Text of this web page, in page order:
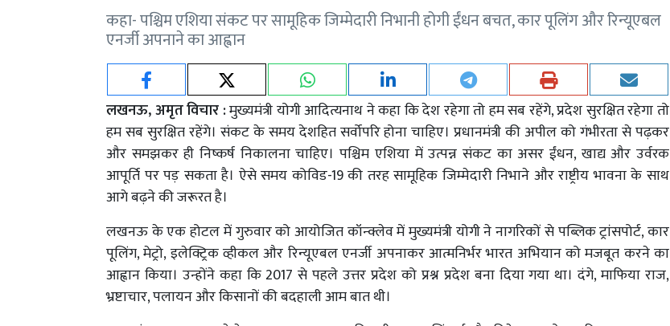
कहा- पश्चिम एशिया संकट पर सामूहिक जिम्मेदारी निभानी होगी ईंधन बचत, कार पूलिंग और रिन्यूएबल
एनर्जी अपनाने का आह्वान
लखनऊ, अमृत विचार :मुख्यमंत्री योगी आदित्यनाथ ने कहा कि देश रहेगा तो हम सब रहेंगे, प्रदेश सुरक्षित रहेगा तो
हम सब सुरक्षित रहेंगे। संकट के समय देशहित सर्वोपरि होना चाहिए। प्रधानमंत्री की अपील को गंभीरता से पढ़कर
और समझकर ही निष्कर्ष निकालना चाहिए। पश्चिम एशिया में उत्पन्न संकट का असर ईंधन, खाद्य और उर्वरक
आपूर्ति पर पड़ सकता है। ऐसे समय कोविड-19 की तरह सामूहिक जिम्मेदारी निभाने और राष्ट्रीय भावना के साथ
आगे बढ़ने की जरूरत है।
लखनऊ के एक होटल में गुरुवार को आयोजित कॉन्क्लेव में मुख्यमंत्री योगी ने नागरिकों से पब्लिक ट्रांसपोर्ट, कार
पूलिंग, मेट्रो, इलेक्ट्रिक व्हीकल और रिन्यूएबल एनर्जी अपनाकर आत्मनिर्भर भारत अभियान को मजबूत करने का
आह्वान किया। उन्होंने कहा कि 2017 से पहले उत्तर प्रदेश को प्रश्न प्रदेश बना दिया गया था। दंगे, माफिया राज,
भ्रष्टाचार, पलायन और किसानों की बदहाली आम बात थी।